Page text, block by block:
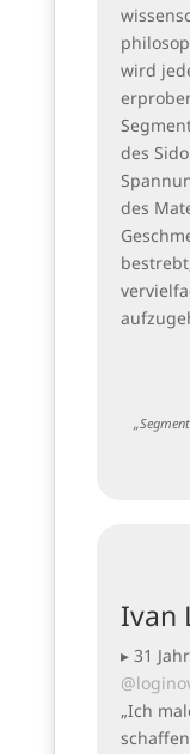
wird
des
des
Ivan
▸ 31
„Ich